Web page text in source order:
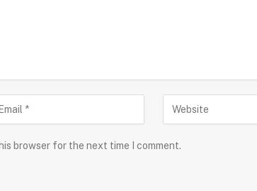
browser for the next time I comment.